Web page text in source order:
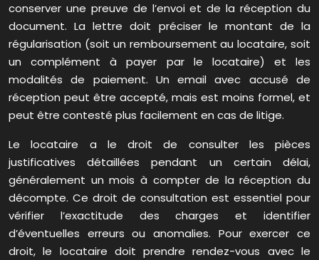
conserver une preuve de l’envoi et de la réception du
document. La lettre doit préciser le montant de la
régularisation (soit un remboursement au locataire, soit
un complément à payer par le locataire) et les
modalités de paiement. Un email avec accusé de
réception peut être accepté, mais est moins formel, et
peut être contesté plus facilement en cas de litige.
Le locataire a le droit de consulter les pièces
justificatives détaillées pendant un certain délai,
généralement un mois à compter de la réception du
décompte. Ce droit de consultation est essentiel pour
vérifier l’exactitude des charges et identifier
d’éventuelles erreurs ou anomalies. Pour exercer ce
droit, le locataire doit prendre rendez-vous avec le